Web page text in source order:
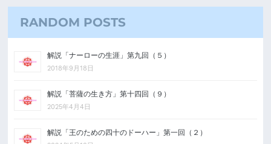
RANDOM POSTS
解説「ナーローの生涯」第九回（５）
2018年9月18日
解説「菩薩の生き方」第十四回（９）
2025年4月4日
解説「王のための四十のドーハー」第一回（２）